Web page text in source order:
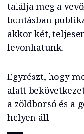
találja meg a
bontásban
akkor két,
levonhatunk.
Egyrészt, hogy
alatt
a zöldborsó és a
helyen áll.